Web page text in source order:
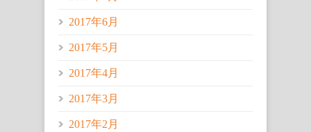
2017年6月
2017年5月
2017年4月
2017年3月
2017年2月